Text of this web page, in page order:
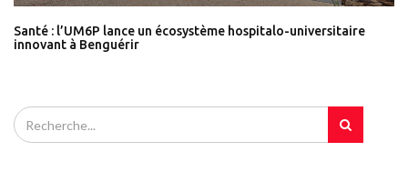
Santé : l’UM6P lance un écosystème hospitalo-universitaire
innovant à Benguérir